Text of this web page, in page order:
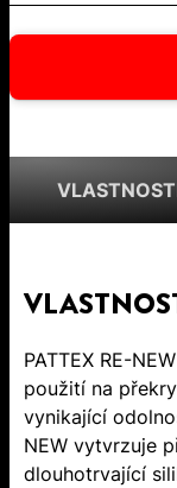
PATTEX RE-
použití na
vynikající
NEW vytvrzuje
dlouhotrvající